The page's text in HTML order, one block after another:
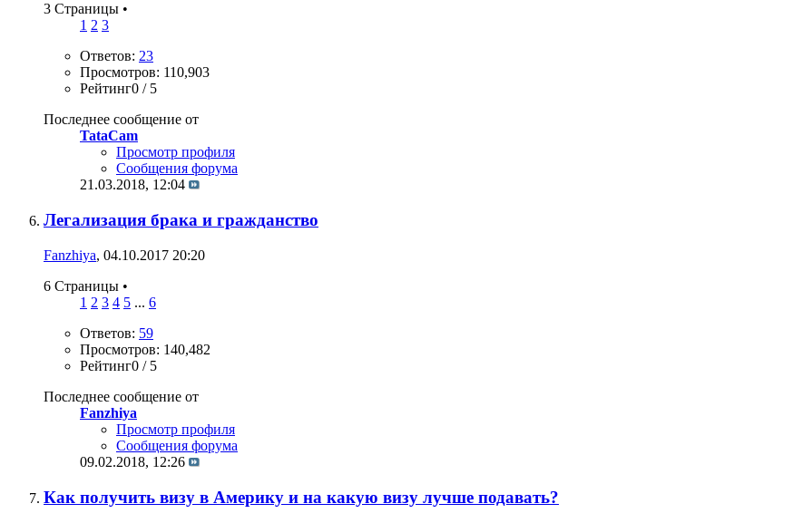
3 Страницы •
1 2 3
Ответов: 23
Просмотров: 110,903
Рейтинг0 / 5
Последнее сообщение от
TataCam
Просмотр профиля
Сообщения форума
21.03.2018, 12:04
Легализация брака и гражданство
Fanzhiya, 04.10.2017 20:20
6 Страницы •
1 2 3 4 5 ... 6
Ответов: 59
Просмотров: 140,482
Рейтинг0 / 5
Последнее сообщение от
Fanzhiya
Просмотр профиля
Сообщения форума
09.02.2018, 12:26
Как получить визу в Америку и на какую визу лучше подавать?